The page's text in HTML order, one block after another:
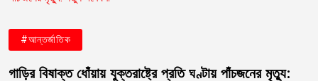
#আন্তর্জাতিক
গাড়ির বিষাক্ত ধোঁয়ায় যুক্তরাষ্ট্রে প্রতি ঘণ্টায় পাঁচজনের মৃত্যু: